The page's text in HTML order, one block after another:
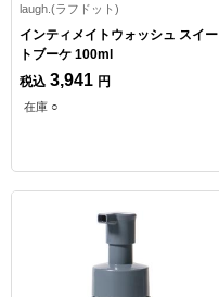
laugh.(ラフドット)
インティメイトウォッシュ スイー
トブーケ 100ml
税込 3,941 円
在庫 ○